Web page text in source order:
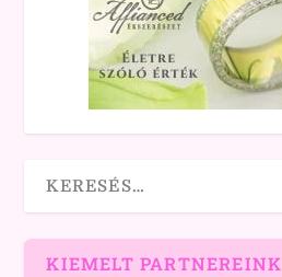
KIEMELT PARTNEREINK